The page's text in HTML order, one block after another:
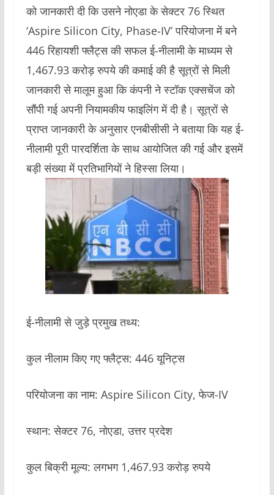
को जानकारी दी कि उसने नोएडा के सेक्टर 76 स्थित
‘Aspire Silicon City, Phase-IV’ परियोजना में बने
446 रिहायशी फ्लैट्स की सफल ई-नीलामी के माध्यम से
1,467.93 करोड़ रुपये की कमाई की है सूत्रों से मिली
जानकारी से मालूम हुआ कि कंपनी ने स्टॉक एक्सचेंज को
सौंपी गई अपनी नियामकीय फाइलिंग में दी है। सूत्रों से
प्राप्त जानकारी के अनुसार एनबीसीसी ने बताया कि यह ई-
नीलामी पूरी पारदर्शिता के साथ आयोजित की गई और इसमें
बड़ी संख्या में प्रतिभागियों ने हिस्सा लिया।
ई-नीलामी से जुड़े प्रमुख तथ्य:
कुल नीलाम किए गए फ्लैट्स: 446 यूनिट्स
परियोजना का नाम: Aspire Silicon City, फेज-IV
स्थान: सेक्टर 76, नोएडा, उत्तर प्रदेश
कुल बिक्री मूल्य: लगभग 1,467.93 करोड़ रुपये